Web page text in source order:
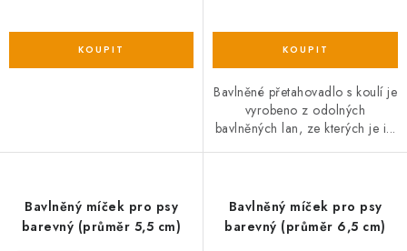
Bavlněné přetahovadlo s koulí je
vyrobeno z odolných
bavlněných lan, ze kterých je i...
Bavlněný míček pro psy
barevný (průměr 5,5 cm)
Bavlněný míček pro psy
barevný (průměr 6,5 cm)